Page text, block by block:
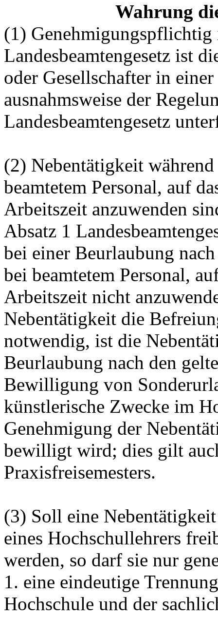
Wahrung
(1) Genehmigungspflichtig
Landesbeamtengesetz ist
oder Gesellschafter in
ausnahmsweise der
Landesbeamtengesetz
(2) Nebentätigkeit
beamtetem Personal, auf
Arbeitszeit anzuwenden
Absatz 1
bei einer Beurlaubung
bei beamtetem Personal,
Arbeitszeit nicht
Nebentätigkeit die
notwendig, ist die
Beurlaubung nach den
Bewilligung von
künstlerische Zwecke im
Genehmigung der
bewilligt wird; dies gilt
Praxisfreisemesters.
(3) Soll eine
eines Hochschullehrers
werden, so darf sie nur
1. eine eindeutige
Hochschule und der